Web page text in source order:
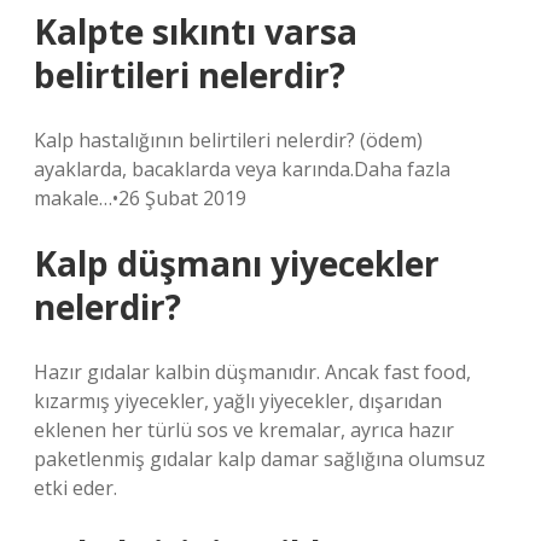
Kalpte sıkıntı varsa
belirtileri nelerdir?
Kalp hastalığının belirtileri nelerdir? (ödem)
ayaklarda, bacaklarda veya karında.Daha fazla
makale…•26 Şubat 2019
Kalp düşmanı yiyecekler
nelerdir?
Hazır gıdalar kalbin düşmanıdır. Ancak fast food,
kızarmış yiyecekler, yağlı yiyecekler, dışarıdan
eklenen her türlü sos ve kremalar, ayrıca hazır
paketlenmiş gıdalar kalp damar sağlığına olumsuz
etki eder.